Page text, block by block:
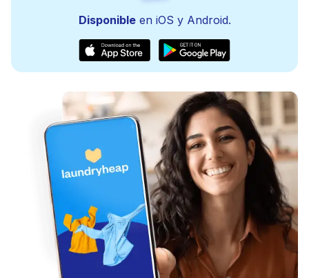
Disponibleen iOS y Android.